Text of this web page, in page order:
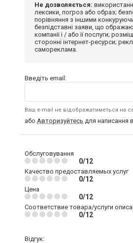
Не дозволяється:
лексики, погроз або образ;
порівняння з іншими
безпідставні заяви, що
компанії і / або її послуги;
сторонні інтернет-ресурси;
самореклама.
Введіть email:
Ваш e-mail не відображатиметься на
або Авторизуйтесь для написання
Обслуговування
0/12
Качество предоставляемых услуг
0/12
Цена
0/12
Соответствие товара/услуги
0/12
Відгук: